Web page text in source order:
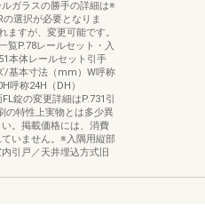
ガラスの勝手の詳細は※
選択が必要となりま
ますが、変更可能です。
覧P.78レールセット・入
本体レールセット引手
/基本寸法（mm）W呼称
呼称24H（DH）
錠の変更詳細はP.731引
の特性上実物とは多少異
。掲載価格には、消費
いません。※入隅用縦部
引戸／天井埋込方式旧